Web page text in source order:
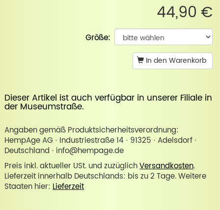
44,90 €
Größe:
In den Warenkorb
Dieser Artikel ist auch verfügbar in unserer Filiale in
der Museumstraße.
Angaben gemäß Produktsicherheitsverordnung:
HempAge AG · Industriestraße 14 · 91325 · Adelsdorf ·
Deutschland · info@hempage.de
Preis inkl. aktueller USt. und zuzüglichVersandkosten.
Lieferzeit innerhalb Deutschlands: bis zu 2 Tage. Weitere
Staaten hier: Lieferzeit